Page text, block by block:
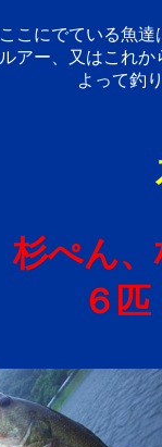
ここにでている魚
ルアー、又はこれ
よって釣
杉ぺん
６